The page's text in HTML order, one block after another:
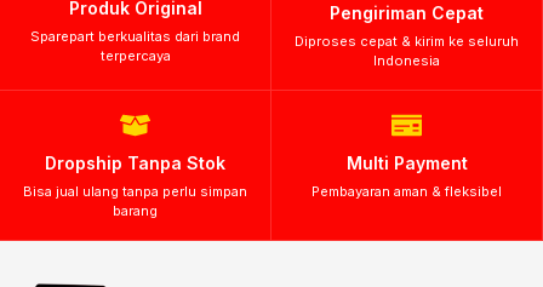
Produk Original
Sparepart berkualitas dari brand
terpercaya
Pengiriman Cepat
Diproses cepat & kirim ke seluruh
Indonesia
Dropship Tanpa Stok
Bisa jual ulang tanpa perlu simpan
barang
Multi Payment
Pembayaran aman & fleksibel